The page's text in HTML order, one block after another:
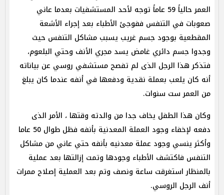
العمر حالياً 59 عاماً توجه لأحد المستشفيات بعدما عاني
صعوبات في التنفس ففوجئ الأطباء بعد إجراء الأشعة
المقطعية بوجود جسم غريب يسبب مشاكل التنفس حيث
وجدوا جسم دائري غامض يسد مجري الأنف وحتي البلعوم،
فتذكر هذا الرجل الذى لم تفصح مستشفي روسي عن بياناته
أنه كان يلعب بعملة نقدية ودفعها في أنفه عندما كان يبلغ
من العمر ست سنوات.
وكان هذا الطفل يخاف جدا من والدته وقتها ، الأمر الذى
دفعه لإخفاء وجود العملة المعدنية بأنفه فظل طوال 50 عاما
وأكثر ينسي وجود عملة معدنيه بأنفه حتي عاني من مشاكل
التنفس فاكتشف الأطباء وجودها وتمت إزالتها بعد عملية
بالمنظار استغرقت ساعة ونصف وتم بعد العملية إصلاح ممرات
أنف الرجل الروسي.